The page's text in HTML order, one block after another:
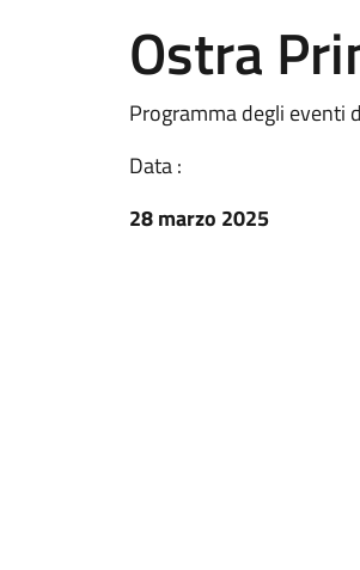
Ostra
Programma degli eventi
Data :
28 marzo 2025